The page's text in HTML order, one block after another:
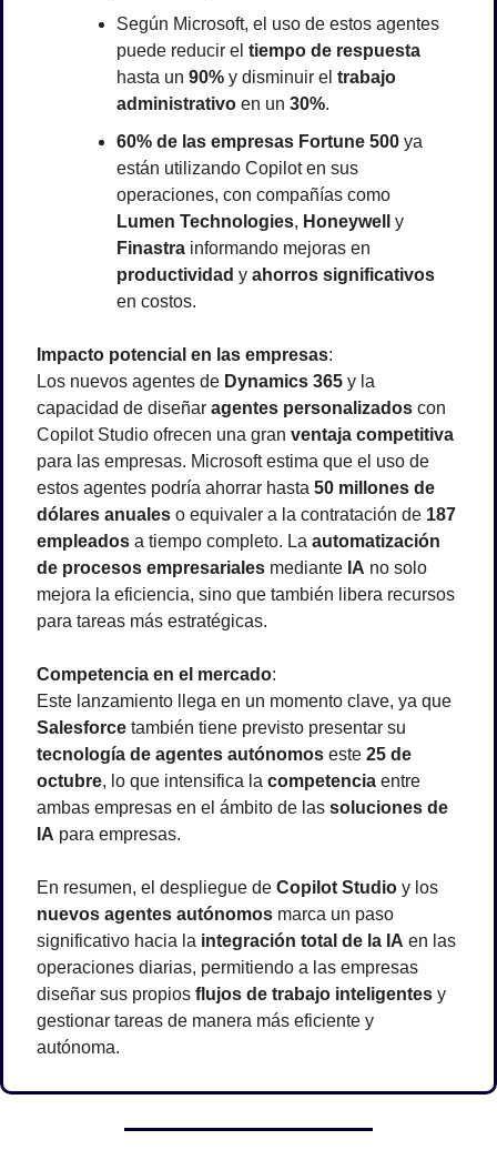
Según Microsoft, el uso de estos agentes
puede reducir el tiempo de respuesta
hasta un 90% y disminuir el trabajo
administrativo en un 30%.
60% de las empresas Fortune 500 ya
están utilizando Copilot en sus
Lumen Technologies, Honeywell
Finastra
productividad y ahorros significativos
en costos.
Impacto potencial en las empresas:
Los nuevos agentes de Dynamics 365 y la
capacidad de diseñar agentes personalizados con
Copilot Studio ofrecen una gran ventaja competitiva
para las empresas. Microsoft estima que el uso de
estos agentes podría ahorrar hasta 50 millones de
dólares anuales o equivaler a la contratación de 187
empleados a tiempo completo. La automatización
de procesos empresariales mediante IA no solo
mejora la eficiencia, sino que también libera recursos
para tareas más estratégicas.
Competencia en el mercado:
Salesforce
tecnología de agentes autónomos este 25 de
octubre, lo que intensifica la competencia entre
ambas empresas en el ámbito de las soluciones de
IA para empresas.
En resumen, el despliegue de Copilot Studio
nuevos agentes autónomos marca un paso
significativo hacia la integración total de la IA en las
operaciones diarias, permitiendo a las empresas
diseñar sus propios flujos de trabajo inteligentes y
gestionar tareas de manera más eficiente y
autónoma.